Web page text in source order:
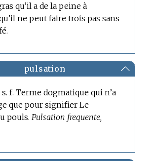
qu’il a de la peine à
ne peut faire trois pas sans
pulsation
s. f.Terme dogmatique qui n’a
que pour signifier Le
pouls. Pulsation frequente,